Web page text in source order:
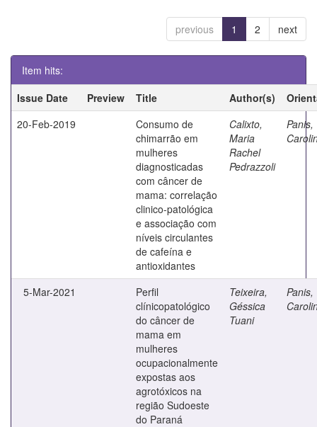
previous 1 2 next
Item hits:
Issue Date
Preview Title Author(s)
20-Feb-2019
Consumo de
chimarrão em
mulheres
diagnosticadas
com câncer de
mama: correlação
clinico-patológica
e associação com
níveis circulantes
de cafeína e
antioxidantes
Calixto,
Maria
Rachel
Pedrazzoli
Panis,
5-Mar-2021
Perfil
clínicopatológico
do câncer de
mama em
mulheres
ocupacionalmente
expostas aos
agrotóxicos na
região Sudoeste
do Paraná
Teixeira,
Géssica
Tuani
Panis,